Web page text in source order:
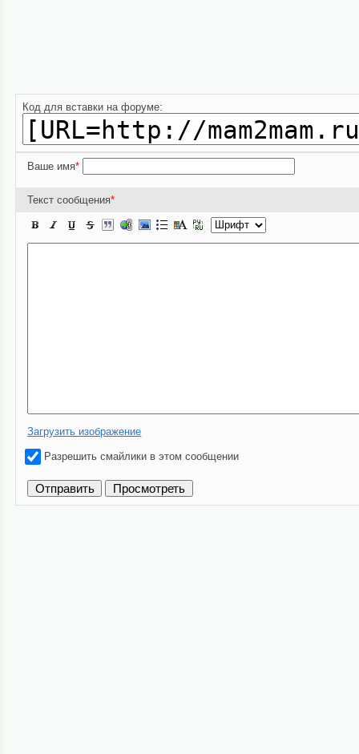
Код для вставки на форуме:
Ваше имя*
Текст сообщения*
Загрузить изображение
Разрешить смайлики в этом сообщении